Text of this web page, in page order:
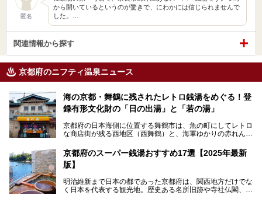
匿名
から開いているというのが驚きで、にわかには信じられませんで
した。…
関連情報から探す
京都府のニフティ温泉ニュース
海の京都・舞鶴に残されたレトロ銭湯をめぐる！登
録有形文化財の「日の出湯」と「若の湯」
京都府の日本海側に位置する舞鶴市は、魚の町にしてレトロ
な商店街が残る西地区（西舞鶴）と、海軍ゆかりの赤れんが
ます。今回案内するのは西地区に今も残る2軒の銭湯「日の
出湯」と「若の湯」。いずれも国の登録有形文化財に指定さ
れた歴史ある建物でありながら、今も現役のお風呂屋さんで
漁師町や商店街で働く人々を支えてきたこの2軒の銭湯とと
京都府のスーパー銭湯おすすめ17選【2025年最新
版】
明治維新まで日本の都であった京都府は、関西地方だけでな
く日本を代表する観光地。歴史ある名所旧跡や寺社仏閣、そ